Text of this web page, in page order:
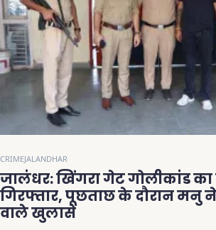
CRIMEJALANDHAR
जालंधर: खिंगरा गेट गोलीकांड
गिरफ्तार, पूछताछ के दौरान मनु
वाले खुलासे